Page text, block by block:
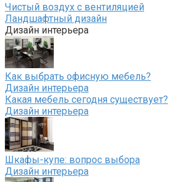
Чистый воздух с вентиляцией
Ландшафтный дизайн
Дизайн интерьера
Как выбрать офисную мебель?
Дизайн интерьера
Какая мебель сегодня существует?
Дизайн интерьера
Шкафы-купе: вопрос выбора
Дизайн интерьера